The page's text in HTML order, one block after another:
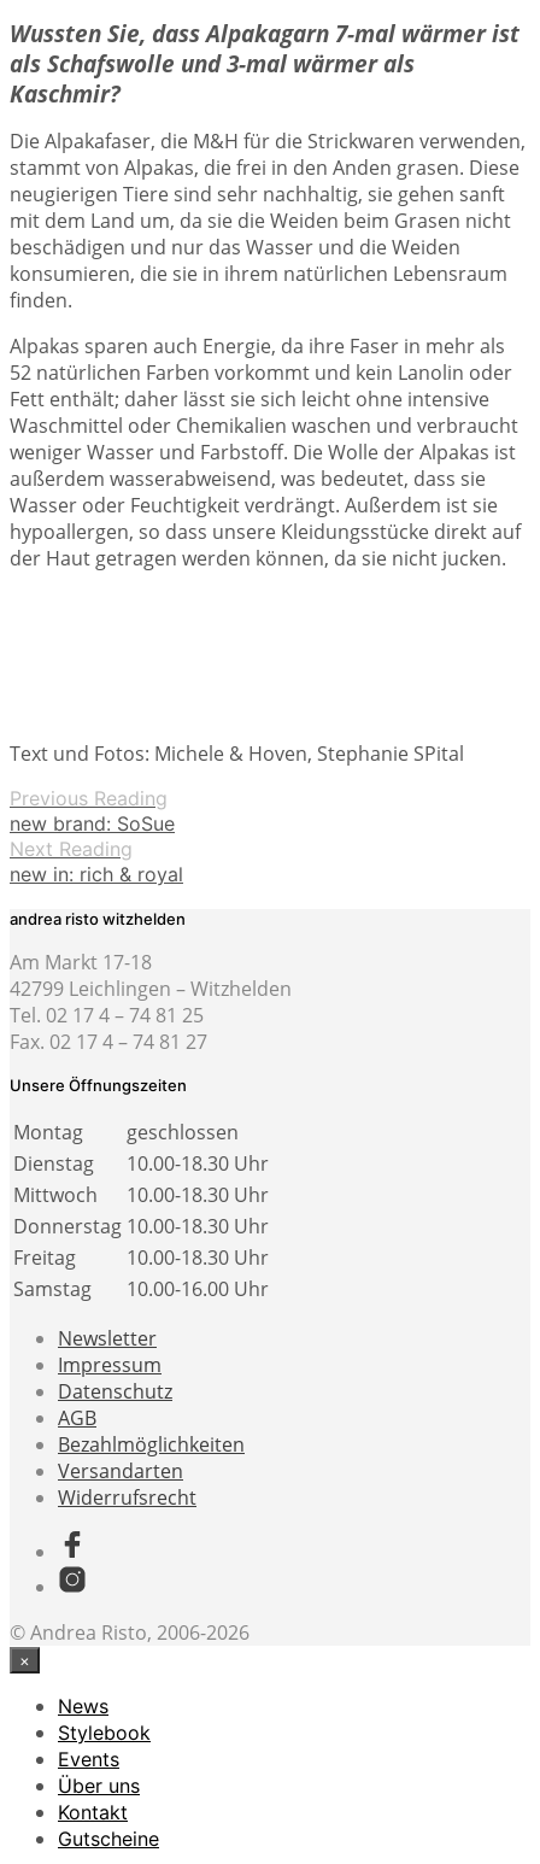
Wussten Sie, dass Alpakagarn 7-mal wärmer ist
als Schafswolle und 3-mal wärmer als
Kaschmir?
Die Alpakafaser, die M&H für die Strickwaren verwenden,
stammt von Alpakas, die frei in den Anden grasen. Diese
neugierigen Tiere sind sehr nachhaltig, sie gehen sanft
mit dem Land um, da sie die Weiden beim Grasen nicht
beschädigen und nur das Wasser und die Weiden
konsumieren, die sie in ihrem natürlichen Lebensraum
finden.
Alpakas sparen auch Energie, da ihre Faser in mehr als
52 natürlichen Farben vorkommt und kein Lanolin oder
Fett enthält; daher lässt sie sich leicht ohne intensive
Waschmittel oder Chemikalien waschen und verbraucht
weniger Wasser und Farbstoff. Die Wolle der Alpakas ist
außerdem wasserabweisend, was bedeutet, dass sie
Wasser oder Feuchtigkeit verdrängt. Außerdem ist sie
hypoallergen, so dass unsere Kleidungsstücke direkt auf
der Haut getragen werden können, da sie nicht jucken.
Text und Fotos: Michele & Hoven, Stephanie SPital
Previous Reading
new brand: SoSue
Next Reading
new in: rich & royal
andrea risto witzhelden
Am Markt 17-18
42799 Leichlingen – Witzhelden
Tel. 02 17 4 – 74 81 25
Fax. 02 17 4 – 74 81 27
Unsere Öffnungszeiten
Montag
geschlossen
Dienstag
10.00-18.30 Uhr
Mittwoch
10.00-18.30 Uhr
Donnerstag 10.00-18.30 Uhr
Freitag
10.00-18.30 Uhr
Samstag
10.00-16.00 Uhr
Newsletter
Impressum
Datenschutz
AGB
Bezahlmöglichkeiten
Versandarten
Widerrufsrecht
© Andrea Risto, 2006-2026
×
News
Stylebook
Events
Über uns
Kontakt
Gutscheine